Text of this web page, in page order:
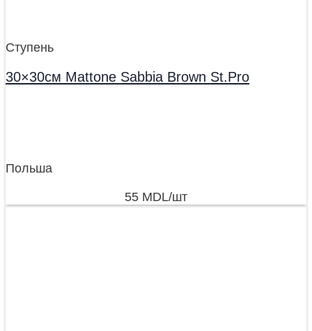
Ступень
30×30см Mattone Sabbia Brown St.Pro
Польша
55 MDL/шт